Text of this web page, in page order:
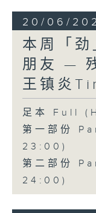
20/06/
本周「
朋友 —
王镇炎
足本 Full
第一部份
23:00)
第二部份
24:00)